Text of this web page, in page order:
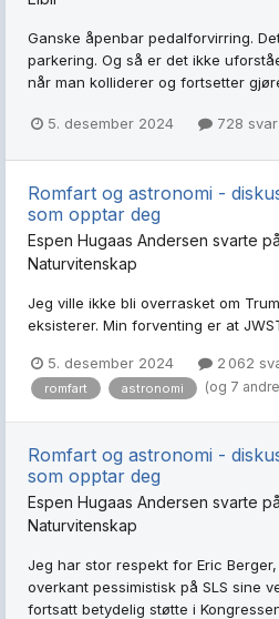
Ganske åpenbar pedalforvirring.
parkering. Og så er det ikke
når man kolliderer og fortsetter
5. desember 2024 728 svar
Romfart og astronomi -
som opptar deg
Espen Hugaas Andersen svarte på
Naturvitenskap
Jeg ville ikke bli overrasket om
eksisterer. Min forventing er at
5. desember 2024 2 062
romfart astronomi (og 7
Romfart og astronomi -
som opptar deg
Espen Hugaas Andersen svarte på
Naturvitenskap
Jeg har stor respekt for Eric
overkant pessimistisk på SLS sine
fortsatt betydelig støtte i